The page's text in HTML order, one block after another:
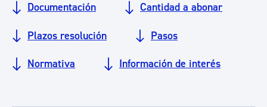
Documentación Cantidad a abonar
Plazos resolución Pasos
Normativa Información de interés